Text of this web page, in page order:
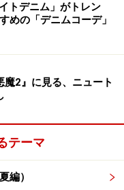
、左から順に
黄みのうすい灰色
IVOIRE（イヴォアー
灰色）、伝統色の象
）に分類されます。
トデニム」がトレン
めの「デニムコーデ」
2』に見る、ニュート
テーマ
編）